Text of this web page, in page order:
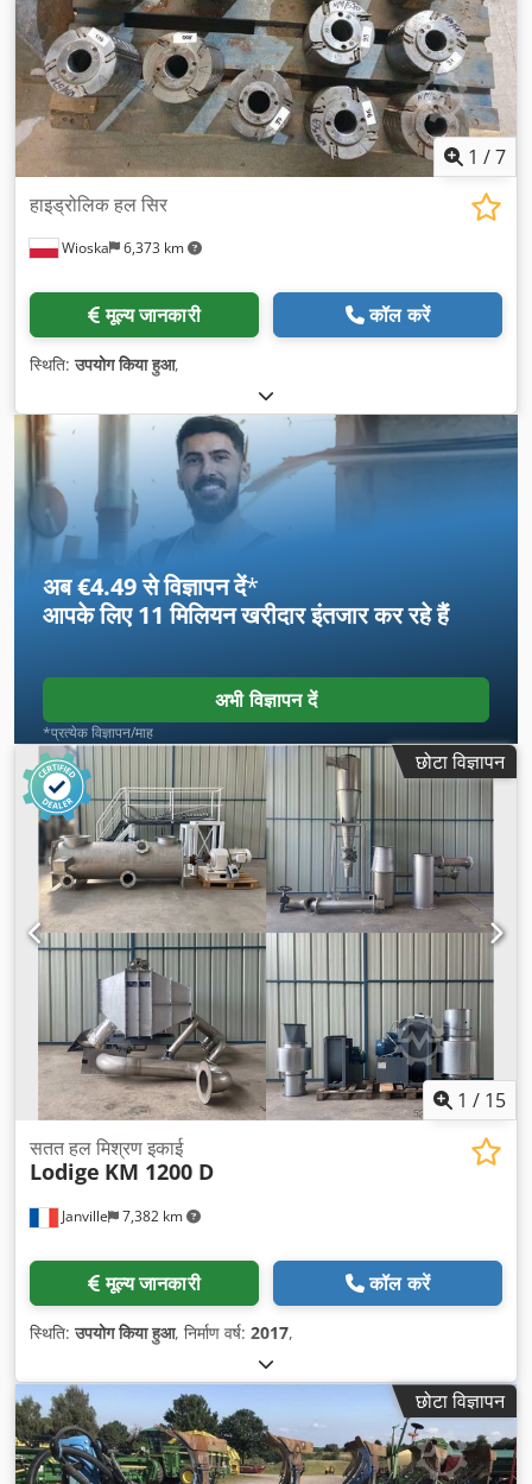
1 /7
Wioska 6,373 km
हाइड्रोलिक हल सिर
मूल्य जानकारी कॉल करें
स्थिति:उपयोग किया हुआ,
अब €4.49 से विज्ञापन दें*
आपके लिए11 मिलियन खरीदारइंतजार कर रहे हैं
अभी विज्ञापन दें
*प्रत्येक विज्ञापन/माह
छोटा विज्ञापन
1 / 15
Janville 7,382 km
सतत हल मिश्रण इकाई
Lodige KM 1200 D
मूल्य जानकारी कॉल करें
स्थिति:उपयोग किया हुआ, निर्माण वर्ष: 2017,
छोटा विज्ञापन